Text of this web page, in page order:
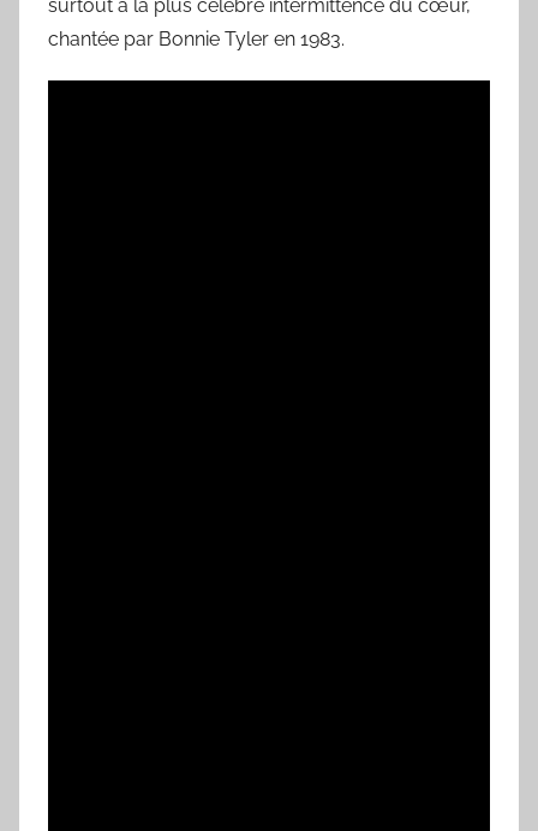
surtout à la plus célèbre intermittence du cœur,
chantée par Bonnie Tyler en 1983.